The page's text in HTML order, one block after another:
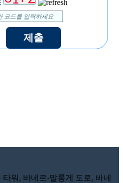
제출
워, 바네르-말룽게 도로, 바네